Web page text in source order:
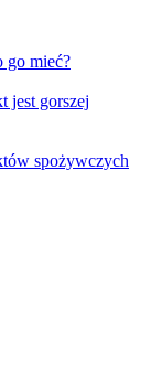
go mieć?
jest gorszej
spożywczych